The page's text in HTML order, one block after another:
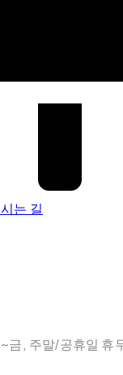
는 길
금, 주말/공휴일 휴